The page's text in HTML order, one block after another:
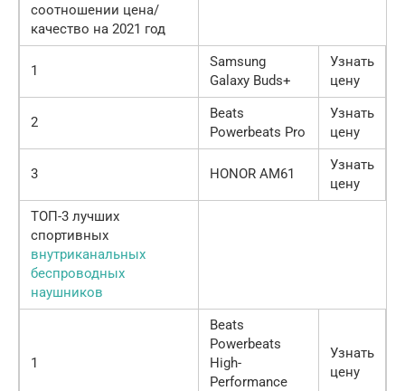
соотношении цена/
качество на 2021 год
1
Samsung
Galaxy Buds+
Узнать
цену
2
Beats
Powerbeats Pro
Узнать
цену
3 HONOR AM61
Узнать
цену
ТОП-3 лучших
спортивных
внутриканальных
беспроводных
наушников
1
Beats
Powerbeats
High-
Performance
Узнать
цену